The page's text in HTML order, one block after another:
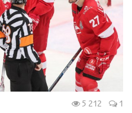
5 212 1